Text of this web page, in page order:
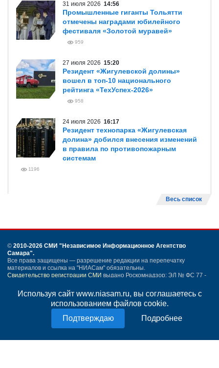
Используя сайт www.niasam.ru, вы соглашаетесь с
использованием файлов cookie.
Подробнее
31 июля 2026 14:56
Промышленные гиганты Тольятти
отмечены наградами юбилейного
фестиваля «Золотой муравей»
959
27 июля 2026 15:20
Резидент «Жигулевской долины»
вошел в топ-10 национального
рейтинга «ТехУспех-2026»
958
24 июля 2026 16:17
Резидент технопарка «Жигулевская
долина» добился внесения изменений
в правила по противопожарным
системам
1196
Весь список
© 2010-2026 СМИ "Независимое Информационное Агентство
Самара".
Все права защищены — разрешение редакции на перепечатку
материалов и ссылка на "НИАСам" обязательны.
Свидетельство регистрации СМИ выдано Роскомнадзор: ЭЛ № ФС 77 -
Учредитель ООО "НИАСам".
Тел. редакции+7 (846) 990-91-71.Электронная почта: info@niasam.ru
Политика конфиденциальности